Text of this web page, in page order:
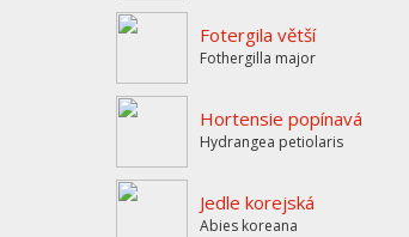
Fotergila větší
Fothergilla major
Hortensie popínavá
Hydrangea petiolaris
Jedle korejská
Abies koreana